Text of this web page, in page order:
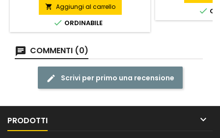
 Aggiungi al carrello
 ORDINABILE

COMMENTI (0)
Scrivi per primo una recensione
PRODOTTI 